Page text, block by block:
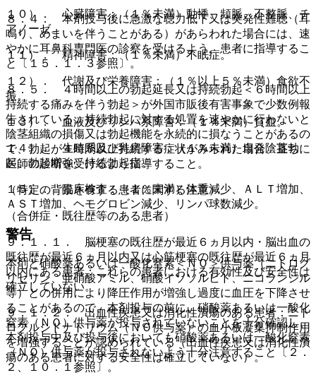
８．４． 本剤投与後に急激な聴力低下又は突発性難聴（耳
鳴り、めまいを伴うことがある）があらわれた場合には、速
やかに耳鼻科専門医の診察を受けるよう、患者に指導するこ
と〔１５．１．３参照〕。
８．５． ４時間以上の勃起延長又は持続勃起＜６時間以上
持続する痛みを伴う勃起＞が外国市販後有害事象で少数例報
告されている。持続勃起に対する処置を速やかに行わないと
陰茎組織の損傷又は勃起機能を永続的に損なうことがあるの
で、勃起が４時間以上持続する症状がみられた場合、直ちに
医師の診断を受けるよう指導すること。
（特定の背景を有する患者に関する注意）
（合併症・既往歴等のある患者）
９．１．１． 脳梗塞の既往歴が最近６ヵ月以内・脳出血の
既往歴が最近６ヵ月以内又は心筋梗塞の既往歴が最近６ヵ月
以内にある患者：これらの患者における有効性及び安全性は
確立していない。
９．１．２． 出血性疾患又は消化性潰瘍のある患者：ニト
ロプルシドナトリウム（ＮＯ供与薬）の血小板凝集抑制作用
を増強することが認められている（出血性疾患又は消化性潰
瘍のある患者に対する安全性は確立していない）。
１０）． 心臓障害：（１％未満）動悸、頻脈、不整脈、チ
アノーゼ。
１１）． 精神障害：（１％未満）不眠症。
１２）． 代謝及び栄養障害：（１％以上５％未満）食欲不
振。
１３）． 血液及びリンパ系障害：（１％未満）貧血。
１４）． 生殖系及び乳房障害：（１％未満）自発陰茎勃
起、勃起増強、持続勃起症。
１５）． 臨床検査：（１％未満）体重減少、ＡＬＴ増加、
ＡＳＴ増加、ヘモグロビン減少、リンパ球数減少。
警告
本剤と硝酸薬あるいは一酸化窒素＜ＮＯ＞供与薬（ニトログ
リセリン、亜硝酸アミル、硝酸イソソルビド、ニコランジル
等）との併用により降圧作用が増強し過度に血圧を下降させ
ることがあるので、本剤投与の前に、硝酸薬あるいは一酸化
窒素（ＮＯ）供与薬が投与されていないことを十分確認し、
本剤投与中及び投与後においても硝酸薬あるいは一酸化窒素
（ＮＯ）供与薬が投与されないよう十分注意すること〔２．
２、１０．１参照〕。